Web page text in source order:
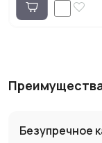
Безупречное